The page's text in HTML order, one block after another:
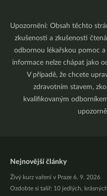
Upozornění: Obsah těchto
zkušenosti a zkušenosti
odbornou lékařskou pomoc
informace nelze chápat jako
V případě, že chcete
zdravotním stavem,
kvalifikovaným
Nejnovější články
Živý kurz vaření v Praze 6. 9. 2026
Ozdobte si talíř: 10 jedlých,